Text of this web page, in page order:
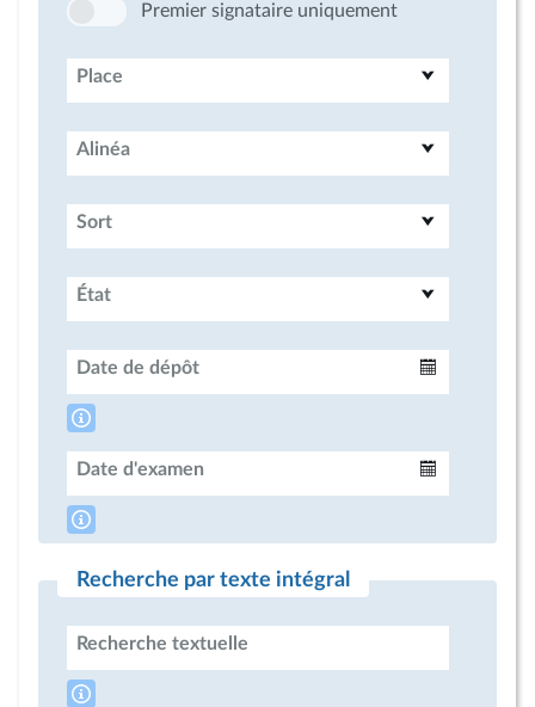
Premier signataire uniquement
Place
Alinéa
Sort
État
Date de dépôt
Date d'examen
Recherche par texte intégral
Recherche textuelle